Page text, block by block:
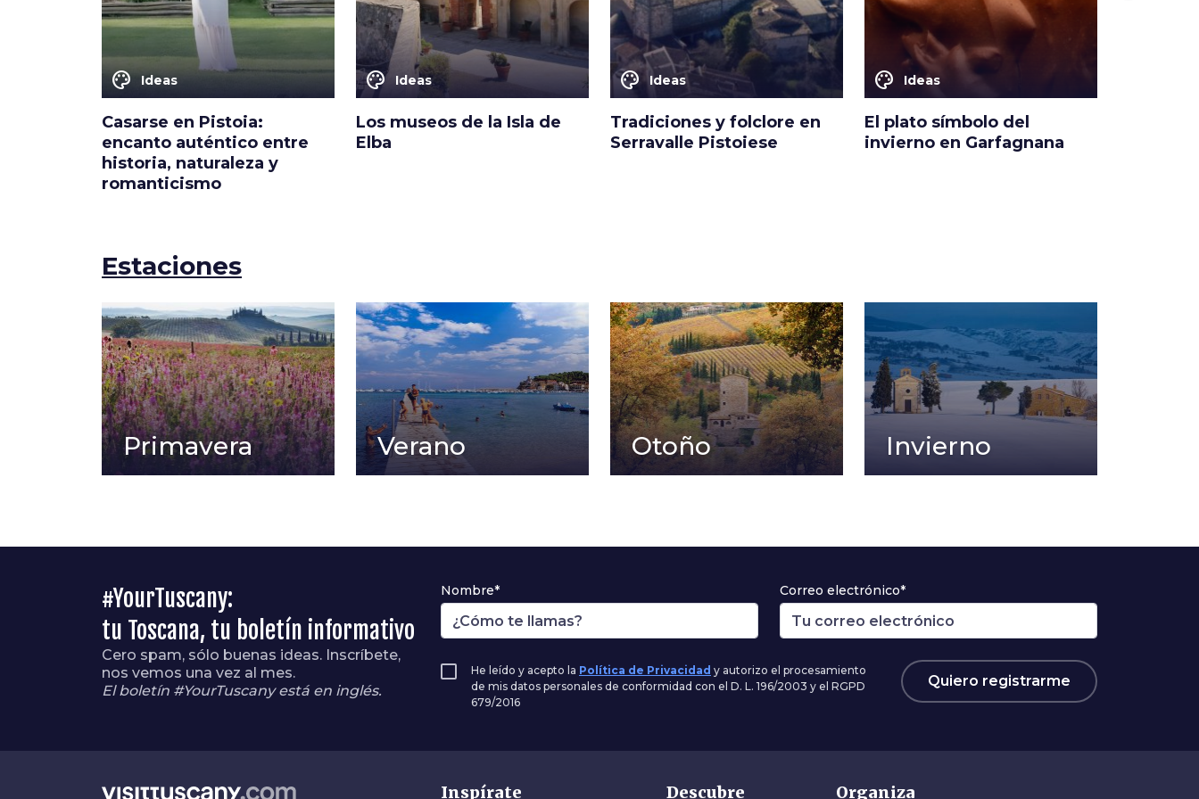
color_lens Ideas
Casarse en Pistoia:
encanto auténtico entre
historia, naturaleza y
romanticismo
color_lens Ideas
Los museos de la Isla de
Elba
color_lens Ideas
Tradiciones y folclore en
Serravalle Pistoiese
color_lens Ideas
El plato símbolo del
invierno en Garfagnana
Estaciones
Primavera Verano Otoño Invierno
#YourTuscany:
tu Toscana, tu boletín informativo
Cero spam, sólo buenas ideas. Inscríbete,
nos vemos una vez al mes.
El boletín #YourTuscany está en inglés.
Nombre* Correo electrónico*
He leído y acepto la Política de Privacidad y autorizo el procesamiento
de mis datos personales de conformidad con el D. L. 196/2003 y el RGPD
679/2016
Quiero registrarme
Inspírate Descubre Organiza